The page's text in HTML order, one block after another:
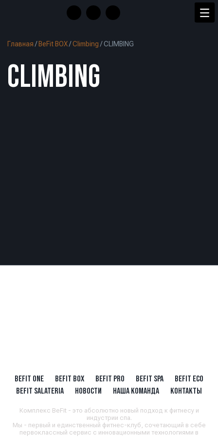
Главная / BeFit BOX/Climbing /CLIMBING
CLIMBING
BEFIT ONE BEFIT BOX BEFIT PRO BEFIT SPA
BEFIT ECO
BEFIT SALATERIA
НОВОСТИ НАША КОМАНДА КОНТАКТЫ
Комплекс BeFit - это абсолютно новый подход к фитнесу и
индустрии спа.
Мы - первый и единственный фитнес-клуб, сочетающий в себе
первоклассный сервис с инновационными технологиями в